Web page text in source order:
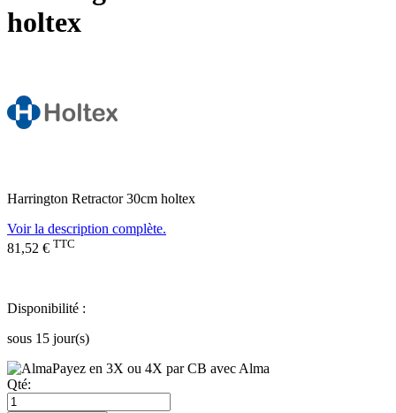
holtex
Harrington Retractor 30cm holtex
Voir la description complète.
81,52 € TTC
Disponibilité :
sous 15 jour(s)
Payez en 3X ou 4X par CB avec Alma
Qté: